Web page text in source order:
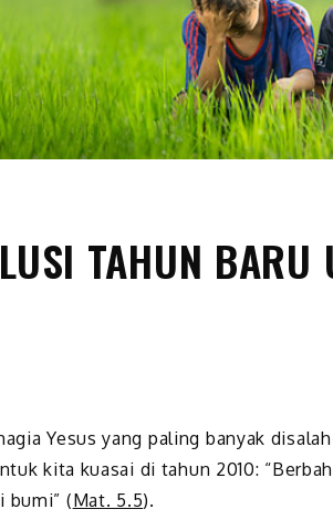
TAHUN
Yesus yang paling banyak
kita kuasai di tahun 2010:
bumi” (Mat. 5.5).